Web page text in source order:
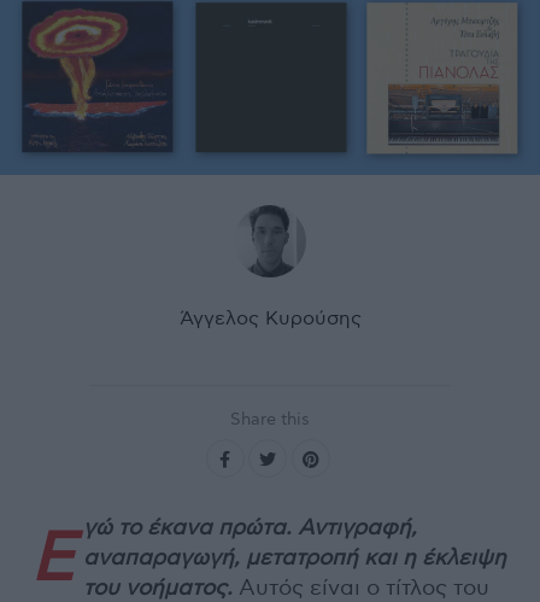
Άγγελος Κυρούσης
Share this
Ε γώ το έκανα πρώτα. Αντιγραφή,
αναπαραγωγή, μετατροπή και η έκλειψη
του νοήματος. Αυτός είναι ο τίτλος του